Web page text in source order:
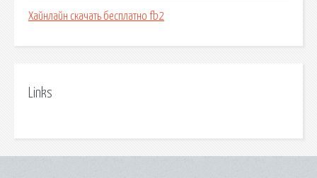
Хайнлайн скачать бесплатно fb2
Links